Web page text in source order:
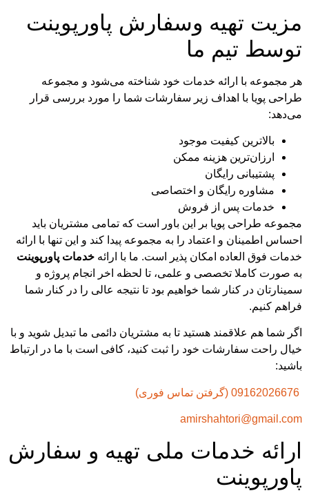
تهیه وسفارش پاورپوینت
تیم ما
با ارائه خدمات خود شناخته می‌شود و مجموعه
پویا با اهداف زیر سفارشات شما را مورد بررسی قرار
بالاترین کیفیت موجود
ارزان‌ترین هزینه ممکن
پشتیبانی رایگان
مشاوره رایگان و اختصاصی
خدمات پس از فروش
طراحی پویا بر این باور است که تمامی مشتریان باید
اطمینان و اعتماد را به مجموعه پیدا کند و این تنها با ارائه
فوق العاده امکان پذیر است. ما با ارائه خدمات پاورپوینت
کاملا تخصصی و علمی، تا لحظه اخر انجام پروژه و
در کنار شما خواهیم بود تا نتیجه عالی را در کنار شما
کنیم.
شما هم علاقمند هستید تا به مشتریان دائمی ما تبدیل شوید و با
راحت سفارشات خود را ثبت کنید، کافی است با ما در ارتباط
خدمات ملی تهیه و سفارش